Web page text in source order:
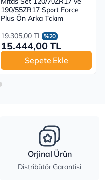
190/55ZR17 Sport Force
Plus Ön Arka Takım
19.305,00 TL %20
15.444,00 TL
Sepete Ekle
Orjinal Ürün
Distribütör Garantisi